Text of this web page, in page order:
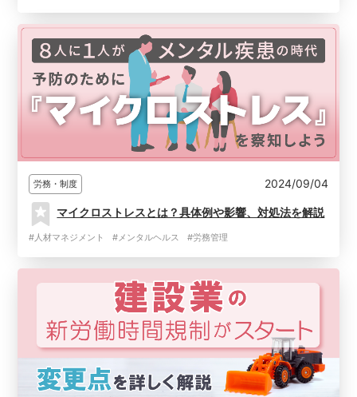
労務・制度 2024/09/04
マイクロストレスとは？具体例や影響、対処法を解説
#人材マネジメント #メンタルヘルス #労務管理